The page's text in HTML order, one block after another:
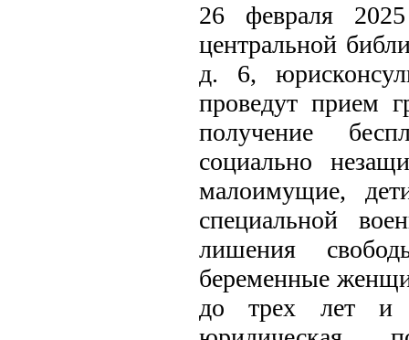
26 февраля
центральной
д. 6,
проведут прием
получение
социально
малоимущие,
специальной
лишения
беременные
до трех лет и